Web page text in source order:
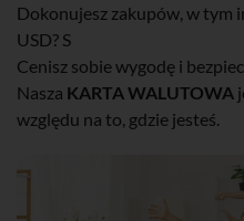
Dokonujesz zakupów, w tym
USD? S
Cenisz sobie wygodę i
Nasza KARTA WALUTOWA
względu na to, gdzie jesteś.